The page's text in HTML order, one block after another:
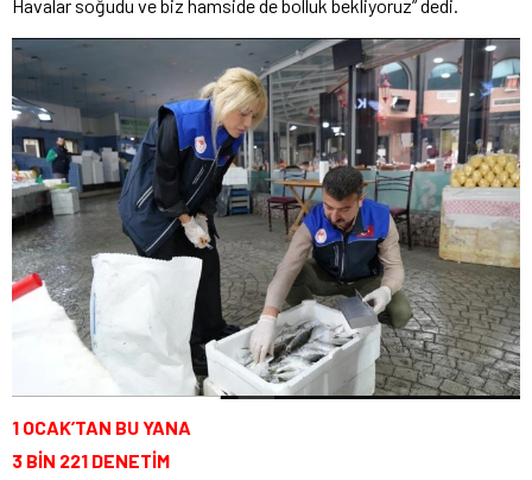
Havalar soğudu ve biz hamside de bolluk bekliyoruz” dedi.
1 OCAK’TAN BU YANA
3 BİN 221 DENETİM